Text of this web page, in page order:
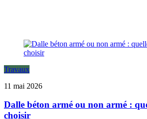
Travaux
11 mai 2026
Dalle béton armé ou non armé :
choisir